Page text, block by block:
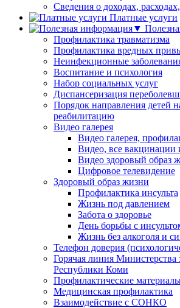
Сведения о доходах,
Платные услуги
Профилактика травматизма
Профилактика вредных
Неинфекционные
Воспитание и психология
Набор социальных услуг
Диспансеризация
Порядок направления детей
реабилитацию
Видео галерея
Видео галерея,
Видео, все вакцинации
Видео здоровый образ
Цифровое телевидение
Здоровый образ жизни
Профилактика инсульта
Жизнь под давлением
Забота о здоровье
День борьбы с
Жизнь без алкоголя и
Телефон доверия
Горячая линия Министерства
Республики Коми
Профилактические
Медицинская профилактика
Взаимодействие с СОНКО